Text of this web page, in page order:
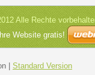
Alle Rechte
Website gratis!
| Standard Version